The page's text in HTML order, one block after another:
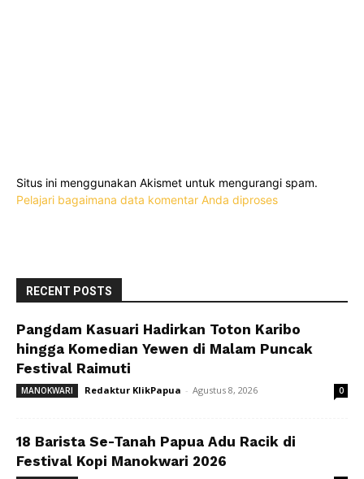
Situs ini menggunakan Akismet untuk mengurangi spam.
Pelajari bagaimana data komentar Anda diproses
RECENT POSTS
Pangdam Kasuari Hadirkan Toton Karibo
hingga Komedian Yewen di Malam Puncak
Festival Raimuti
MANOKWARI Redaktur KlikPapua - Agustus 8, 2026 0
18 Barista Se-Tanah Papua Adu Racik di
Festival Kopi Manokwari 2026